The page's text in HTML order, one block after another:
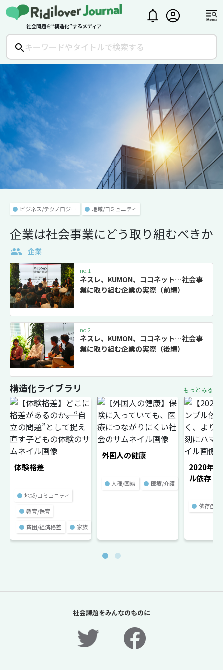
社会問題を“構造化”するメディア
● ビジネス/テクノロジー ● 地域/コミュニティ
企業は社会事業にどう取り組むべきか
企業
no.1
ネスレ、KUMON、ココネット…社会事
業に取り組む企業の実際（前編）
no.2
ネスレ、KUMON、ココネット…社会事
業に取り組む企業の実際（後編）
構造化ライブラリ もっとみる
体験格差
● 地域/コミュニティ
● 教育/保育
● 貧困/経済格差 ● 家族
外国人の健康
● 人種/国籍 ● 医療/介護
2020年
ル依存
● 依存症
社会課題をみんなのものに